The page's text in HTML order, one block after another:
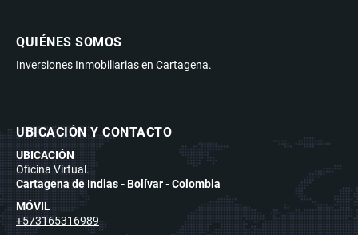
QUIÉNES SOMOS
Inversiones Inmobiliarias en Cartagena.
UBICACIÓN Y CONTACTO
UBICACIÓN
Oficina Virtual.
Cartagena de Indias - Bolívar - Colombia
MÓVIL
+573165316989